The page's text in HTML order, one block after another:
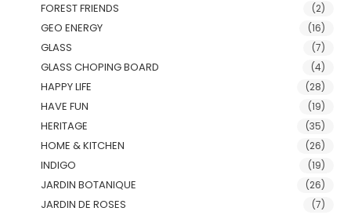
FOREST FRIENDS (2)
GEO ENERGY (16)
GLASS (7)
GLASS CHOPING BOARD (4)
HAPPY LIFE (28)
HAVE FUN (19)
HERITAGE (35)
HOME & KITCHEN (26)
INDIGO (19)
JARDIN BOTANIQUE (26)
JARDIN DE ROSES (7)